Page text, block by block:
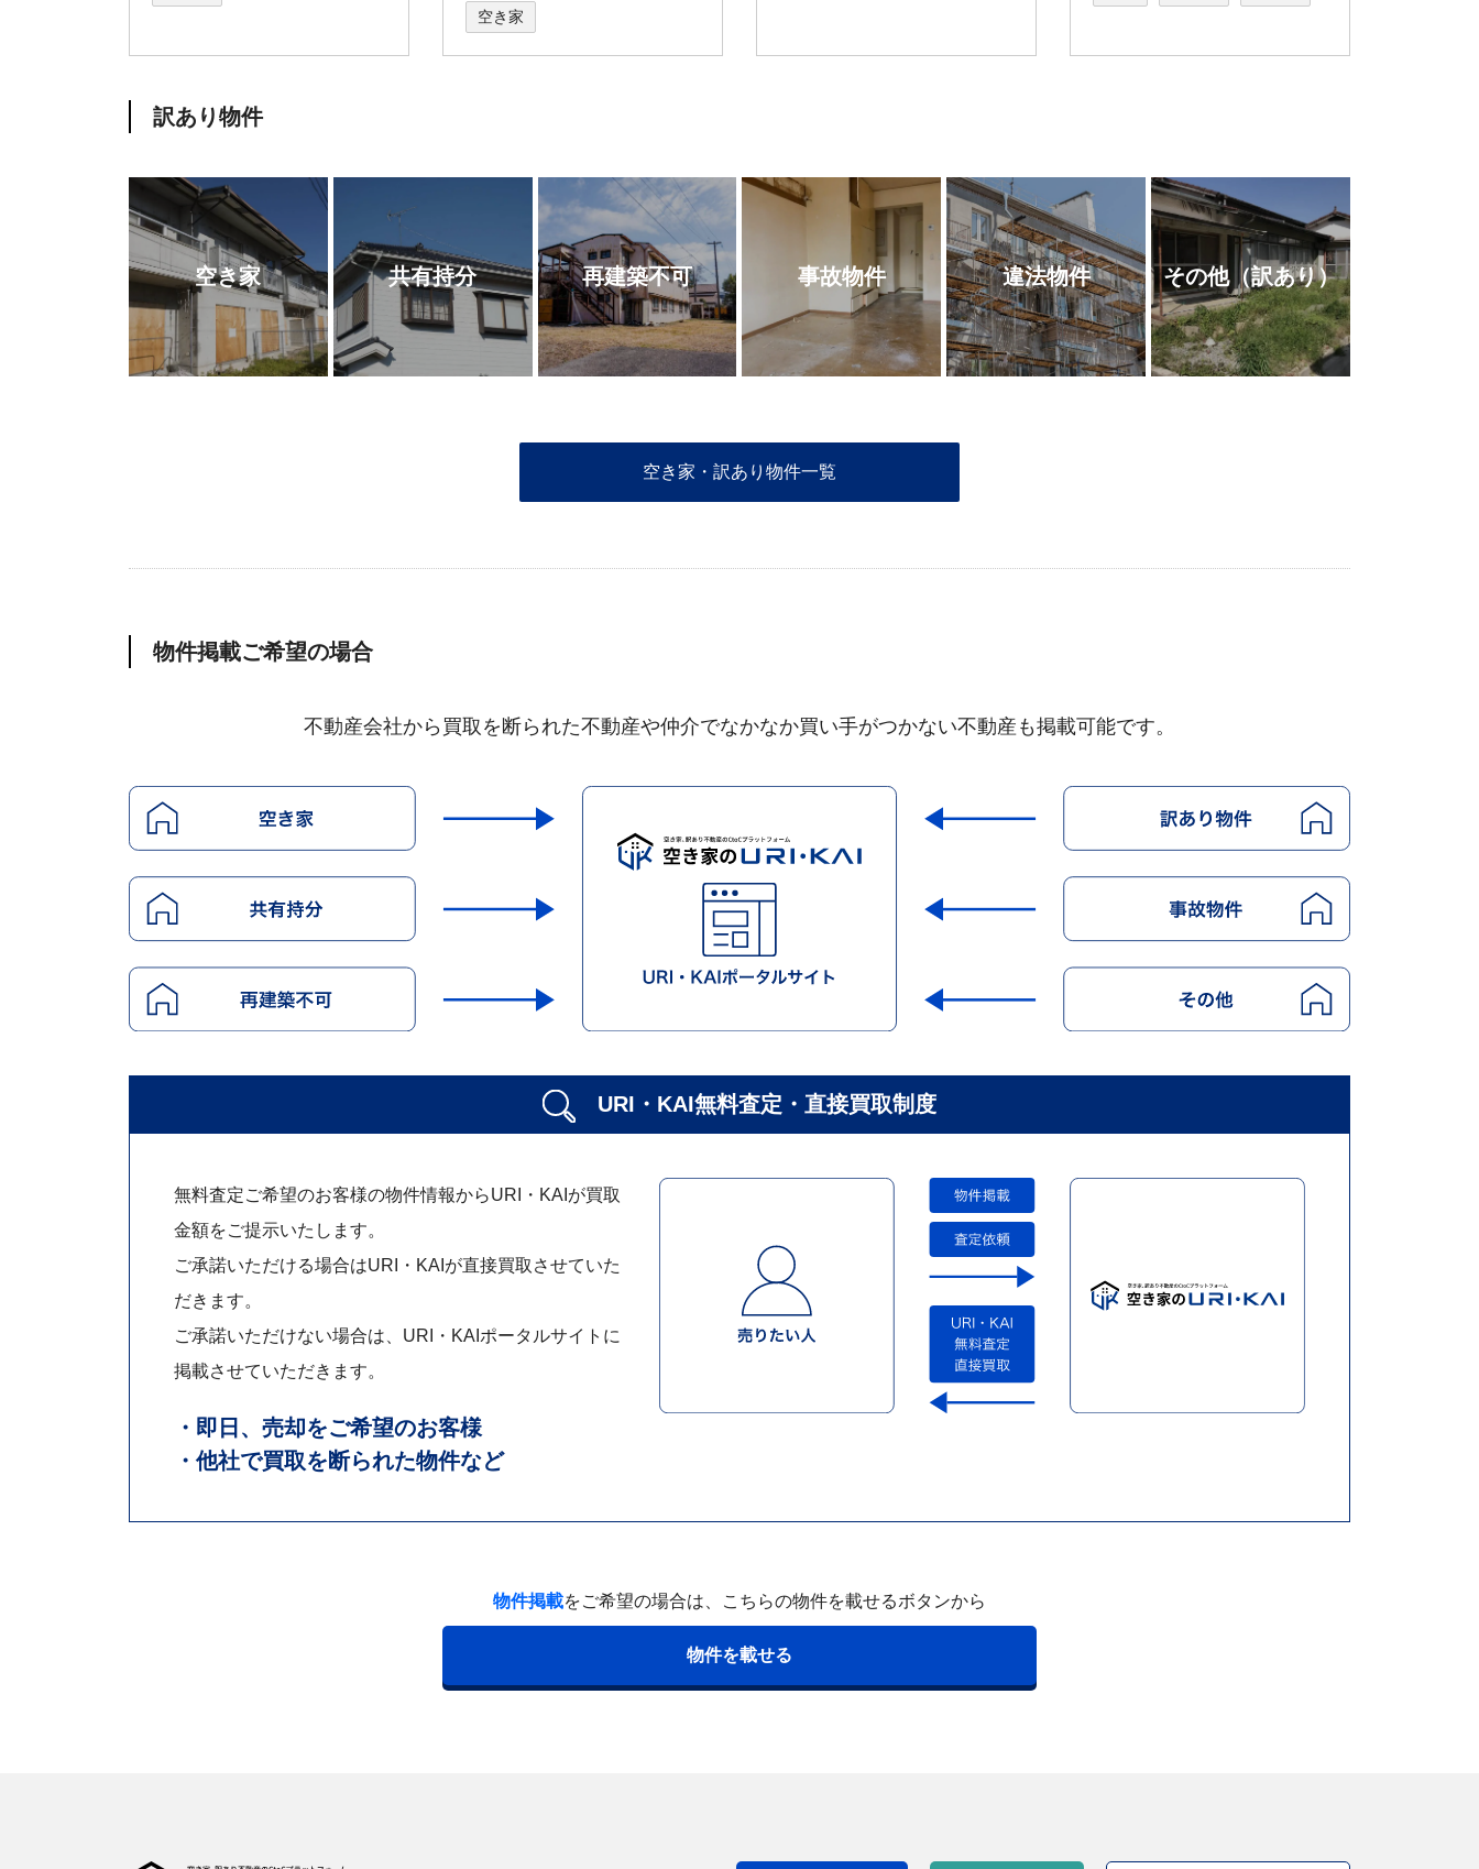
空き家
訳あり物件
空き家 共有持分 再建築不可 事故物件 違法物件 その他（訳あり）
空き家・訳あり物件一覧
物件掲載ご希望の場合
不動産会社から買取を断られた不動産や仲介でなかなか買い手がつかない不動産も掲載可能です。
URI・KAI無料査定・ 直接買取制度
無料査定ご希望のお客様の物件情報からURI・KAIが買取
金額をご提示いたします。
ご承諾いただける場合はURI・KAIが直接買取させていた
だきます。
ご承諾いただけない場合は、URI・KAIポータルサイトに
掲載させていただきます。
・即日、売却をご希望のお客様
・他社で買取を断られた物件など
物件掲載をご希望の場合は、 こちらの物件を載せるボタンから
物件を載せる